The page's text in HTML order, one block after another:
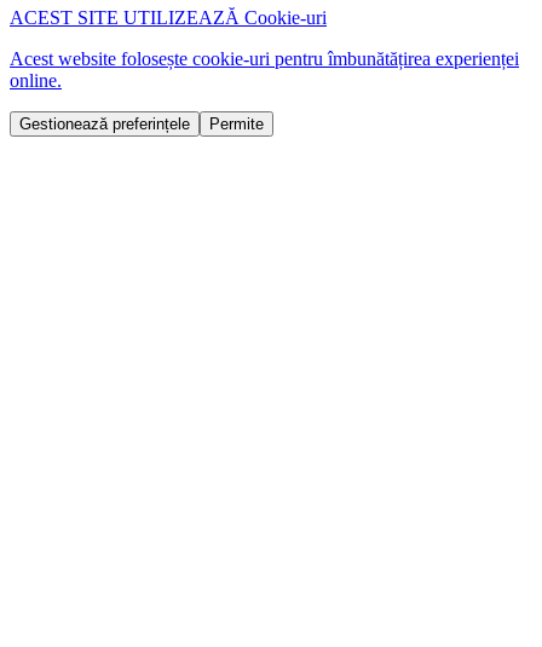
ACEST SITE UTILIZEAZĂ Cookie-uri
Acest website folosește cookie-uri pentru îmbunătățirea experienței
online.
Gestionează preferințele Permite